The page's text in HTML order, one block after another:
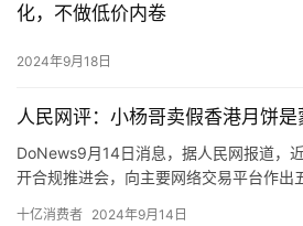
化，不做低价内卷
2024年9月18日
人民网评：小杨哥卖假香港月饼是
DoNews9月14日消息，据人民网报道，
开合规推进会，向主要网络交易平台作出
十亿消费者 2024年9月14日